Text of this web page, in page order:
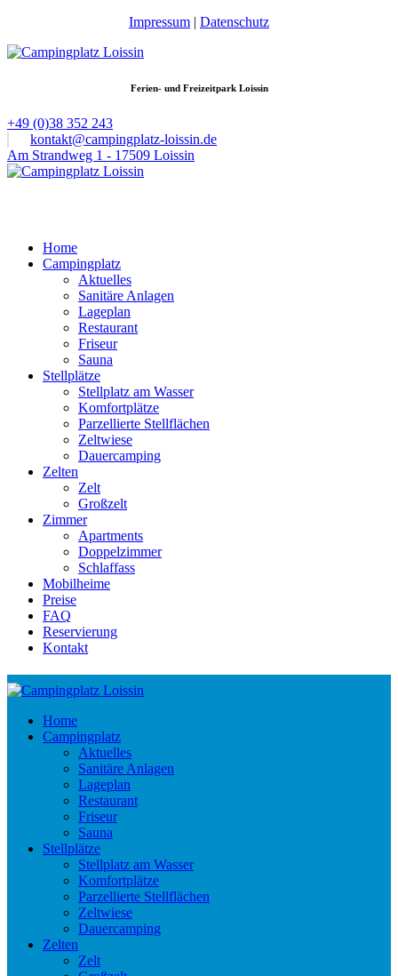
Impressum | Datenschutz
Ferien- und Freizeitpark Loissin
+49 (0)38 352 243
kontakt@campingplatz-loissin.de
Am Strandweg 1 - 17509 Loissin
Home
Campingplatz
Aktuelles
Sanitäre Anlagen
Lageplan
Restaurant
Friseur
Sauna
Stellplätze
Stellplatz am Wasser
Komfortplätze
Parzellierte Stellflächen
Zeltwiese
Dauercamping
Zelten
Zelt
Großzelt
Zimmer
Apartments
Doppelzimmer
Schlaffass
Mobilheime
Preise
FAQ
Reservierung
Kontakt
Home
Campingplatz
Aktuelles
Sanitäre Anlagen
Lageplan
Restaurant
Friseur
Sauna
Stellplätze
Stellplatz am Wasser
Komfortplätze
Parzellierte Stellflächen
Zeltwiese
Dauercamping
Zelten
Zelt